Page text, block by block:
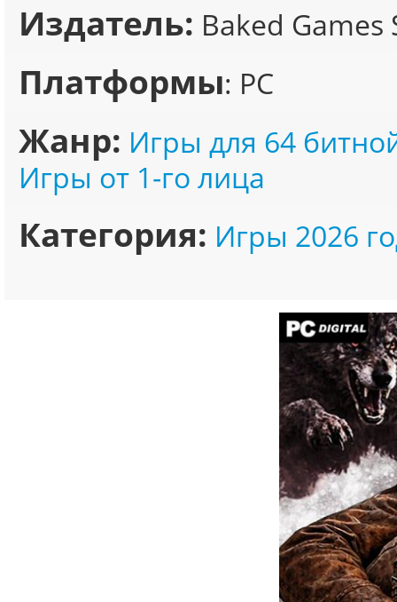
Издатель: Baked Games
Платформы: PC
Жанр: Игры для 64
Игры от 1-го лица
Категория: Игры 2026